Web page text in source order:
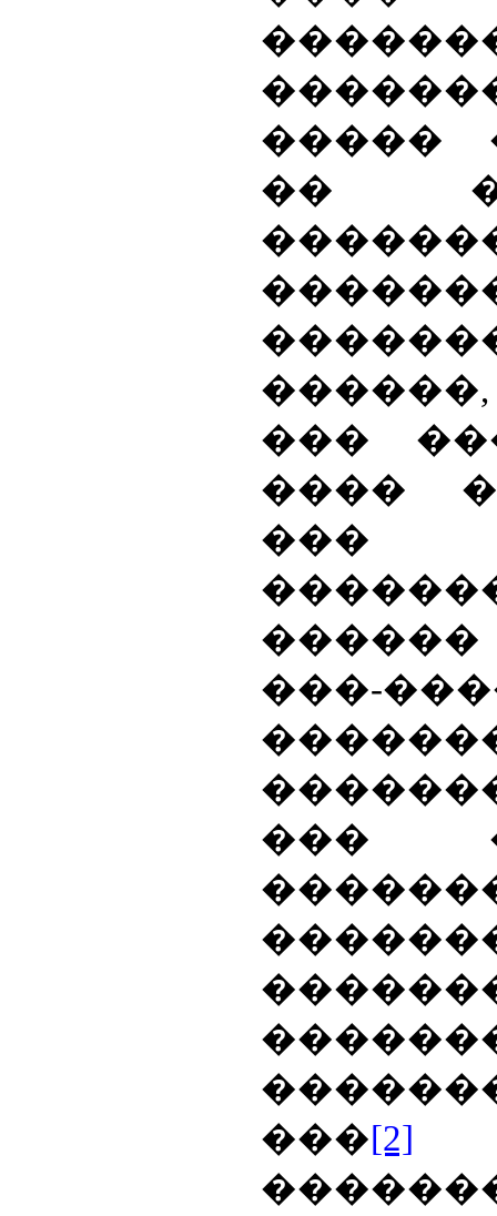
�����
��
���
����
���-
���
���[2]